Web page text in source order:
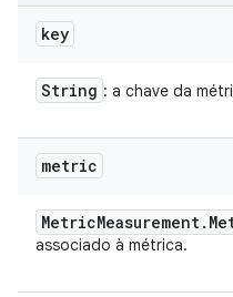
key
String : a chave da
metric
MetricMeasurement.
associado à métrica.